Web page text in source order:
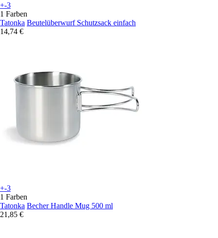
+-3
1 Farben
Tatonka Beutelüberwurf Schutzsack einfach
14,74 €
+-3
1 Farben
Tatonka Becher Handle Mug 500 ml
21,85 €